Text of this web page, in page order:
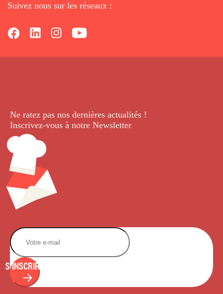
Suivez nous sur les réseaux :
Ne ratez pas nos dernières actualités !
Inscrivez-vous à notre Newsletter.
S'INSCRIRE